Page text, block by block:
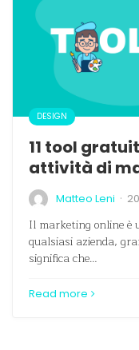
DESIGN
11 tool
attività di
Matteo Leni ·
Il marketing online è
qualsiasi azienda,
significa che…
Read more